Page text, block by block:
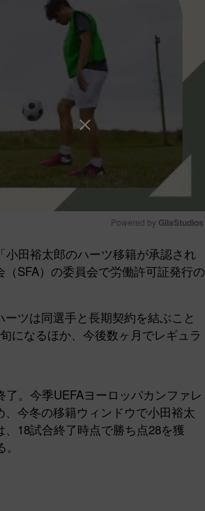
Mute
Powered by GliaStudios
田裕太郎のハーツ移籍が承認され
SFA）の委員会で労働許可証発行の
ツは同選手と長期契約を結ぶこと
になるほか、今後数ヶ月でレギュラ
。今季UEFAヨーロッパカンファレ
今冬の移籍ウィンドウで小田裕太
18試合終了時点で勝ち点28を獲